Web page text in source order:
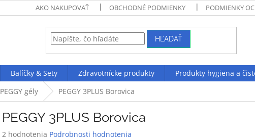
AKO NAKUPOVAŤ OBCHODNÉ PODMIENKY PODMIENKY
HĽADAŤ
Balíčky & Sety Zdravotnícke produkty Produkty hygiena a
PEGGY gély PEGGY 3PLUS Borovica
PEGGY 3PLUS Borovica
Priemerné
2 hodnotenia Podrobnosti hodnotenia